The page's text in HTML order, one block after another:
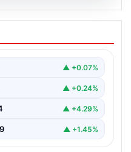
Güncel
gelişmeler ve jeopolitik…
▲ +0.07%
▲ +0.24%
▲ +4.29%
▲ +1.45%